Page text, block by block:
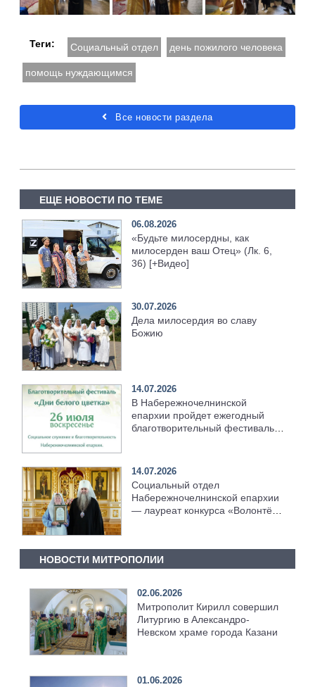
Теги: Социальный отдел день пожилого человека
помощь нуждающимся
Все новости раздела
ЕЩЕ НОВОСТИ ПО ТЕМЕ
06.08.2026
«Будьте милосердны, как
милосерден ваш Отец» (Лк. 6,
36) [+Видео]
30.07.2026
Дела милосердия во славу
Божию
14.07.2026
В Набережночелнинской
епархии пройдет ежегодный
благотворительный фестиваль
14.07.2026
Социальный отдел
Набережночелнинской епархии
— лауреат конкурса «Волонтёр
НОВОСТИ МИТРОПОЛИИ
02.06.2026
Митрополит Кирилл совершил
Литургию в Александро-
Невском храме города Казани
01.06.2026